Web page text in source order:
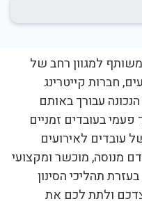
משותף למגוון רחב של
חברות קייטרינג
עבורך באותם
בעובדים זמניים
עובדים לאירועים
מנוסה, מוכשר ומקצועי
תהליכי הסינון
ולתת לכם את